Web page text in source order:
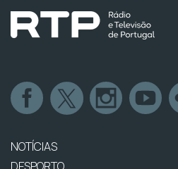
NOTÍCIAS